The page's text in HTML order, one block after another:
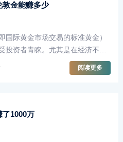
敦金能赚多少
际黄金市场交易的标准黄金）
投资者青睐。尤其是在经济不确
为了许多人的选择。那么，假如
伦敦金，究竟能够赚到多少呢？
阅读更多
了1000万